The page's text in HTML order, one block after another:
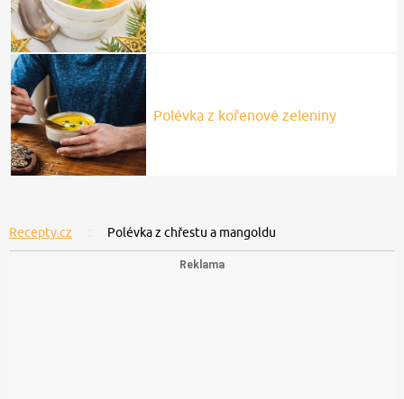
Polévka z kořenové zeleniny
Recepty.cz Polévka z chřestu a mangoldu